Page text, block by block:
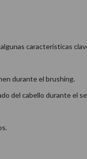
características
durante el brushing.
del cabello durante el